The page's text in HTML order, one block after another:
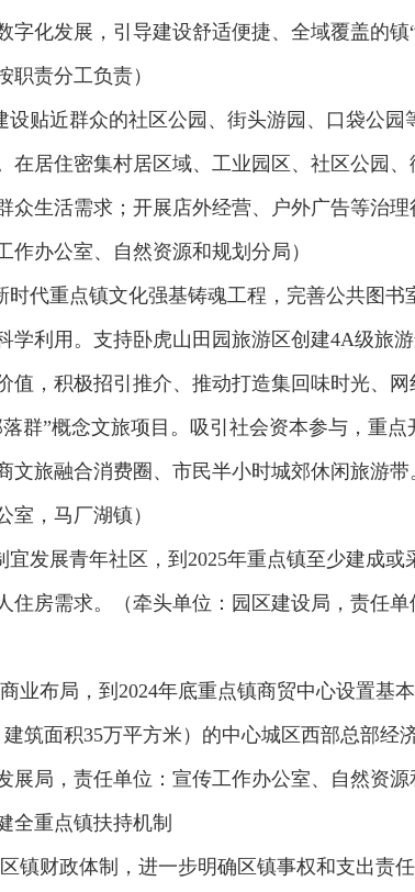
字化发展，引导建设舒适便捷、全域覆盖的
职责分工负责）
设贴近群众的社区公园、街头游园、口袋公
在居住密集村居区域、工业园区、社区公园
众生活需求；开展店外经营、户外广告等治
办公室、自然资源和规划分局）
时代重点镇文化强基铸魂工程，完善公共图
学利用。支持卧虎山田园旅游区创建4A级旅
值，积极招引推介、推动打造集回味时光、
群”概念文旅项目。吸引社会资本参与，重
文旅融合消费圈、市民半小时城郊休闲旅游
室，马厂湖镇）
宜发展青年社区，到2025年重点镇至少建成
住房需求。（牵头单位：园区建设局，责任
业布局，到2024年底重点镇商贸中心设置
筑面积35万平方米）的中心城区西部总部
展局，责任单位：宣传工作办公室、自然资
全重点镇扶持机制
镇财政体制，进一步明确区镇事权和支出责